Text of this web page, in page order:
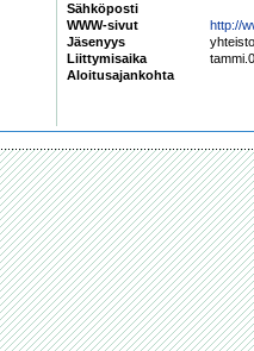
Sähköposti
WWW-sivut
http://
Jäsenyys
Liittymisaika
Aloitusajankohta